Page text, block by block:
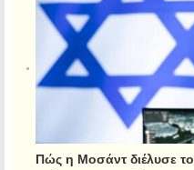
Πώς η Μοσάντ διέλυσε